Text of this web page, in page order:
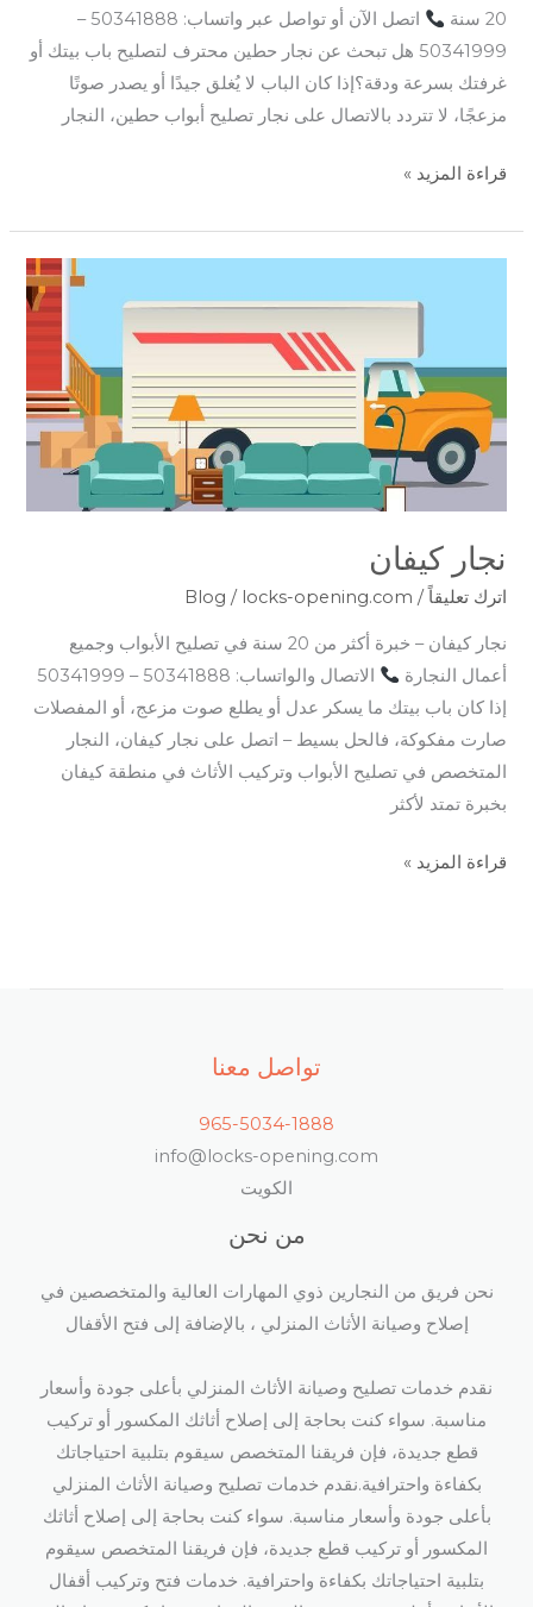
20 سنة
اتصل الآن أو تواصل عبر واتساب: 50341888 –
50341999 هل تبحث عن نجار حطين محترف لتصليح باب بيتك أو
غرفتك بسرعة ودقة؟إذا كان الباب لا يُغلق جيدًا أو يصدر صوتًا
مزعجًا، لا تتردد بالاتصال على نجار تصليح أبواب حطين، النجار
قراءة المزيد »
نجار كيفان
اترك تعليقاً /
Blog / locks-opening.com
نجار كيفان – خبرة أكثر من 20 سنة في تصليح الأبواب وجميع
أعمال النجارة
الاتصال والواتساب: 50341888 – 50341999
إذا كان باب بيتك ما يسكر عدل أو يطلع صوت مزعج، أو المفصلات
صارت مفكوكة، فالحل بسيط – اتصل على نجار كيفان، النجار
المتخصص في تصليح الأبواب وتركيب الأثاث في منطقة كيفان
بخبرة تمتد لأكثر
قراءة المزيد »
تواصل معنا
965-5034-1888
info@locks-opening.com
الكويت
من نحن
نحن فريق من النجارين ذوي المهارات العالية والمتخصصين في
إصلاح وصيانة الأثاث المنزلي ، بالإضافة إلى فتح الأقفال​
نقدم خدمات تصليح وصيانة الأثاث المنزلي بأعلى جودة وأسعار
مناسبة. سواء كنت بحاجة إلى إصلاح أثاثك المكسور أو تركيب
قطع جديدة، فإن فريقنا المتخصص سيقوم بتلبية احتياجاتك
بكفاءة واحترافية.نقدم خدمات تصليح وصيانة الأثاث المنزلي
بأعلى جودة وأسعار مناسبة. سواء كنت بحاجة إلى إصلاح أثاثك
المكسور أو تركيب قطع جديدة، فإن فريقنا المتخصص سيقوم
بتلبية احتياجاتك بكفاءة واحترافية. خدمات فتح وتركيب أقفال